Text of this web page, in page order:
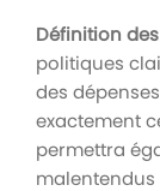
Définition
politiques
des
exactement
permettra